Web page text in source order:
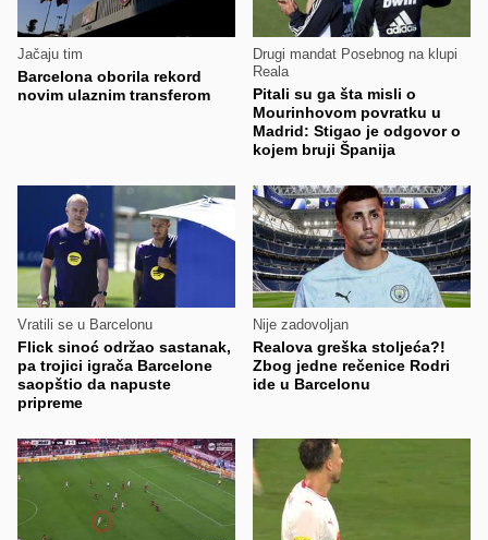
Jačaju tim
Barcelona oborila rekord
novim ulaznim transferom
Drugi mandat Posebnog na klupi
Reala
Pitali su ga šta misli o
Mourinhovom povratku u
Madrid: Stigao je odgovor o
kojem bruji Španija
Vratili se u Barcelonu
Flick sinoć održao sastanak,
pa trojici igrača Barcelone
saopštio da napuste
pripreme
Nije zadovoljan
Realova greška stoljeća?!
Zbog jedne rečenice Rodri
ide u Barcelonu